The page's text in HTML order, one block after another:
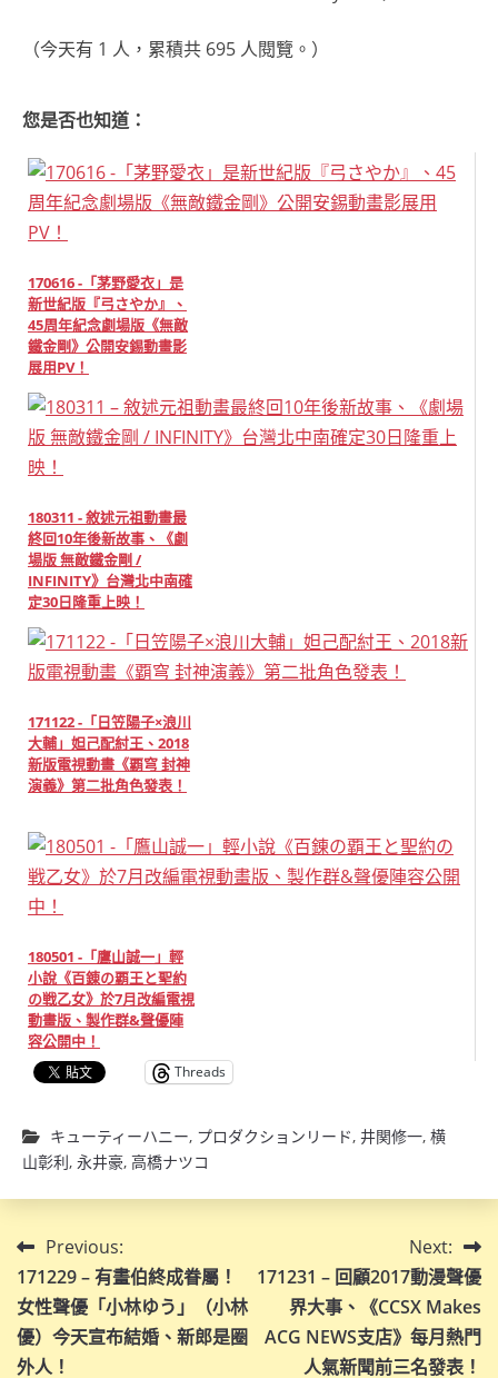
（今天有 1 人，累積共 695 人閱覽。）
您是否也知道：
170616 -「茅野愛衣」是
新世紀版『弓さやか』、
45周年紀念劇場版《無敵
鐵金剛》公開安錫動畫影
展用PV！
180311 - 敘述元祖動畫最
終回10年後新故事、《劇
場版 無敵鐵金剛 /
INFINITY》台灣北中南確
定30日隆重上映！
171122 -「日笠陽子×浪川
大輔」妲己配紂王、2018
新版電視動畫《覇穹 封神
演義》第二批角色發表！
180501 -「鷹山誠一」輕
小說《百錬の覇王と聖約
の戦乙女》於7月改編電視
動畫版、製作群&聲優陣
容公開中！
Threads
キューティーハニー, プロダクションリード, 井関修一, 横
山彰利, 永井豪, 高橋ナツコ
文
章
導
Previous:
171229 – 有畫伯終成眷屬！
女性聲優「小林ゆう」（小林
優）今天宣布結婚、新郎是圈
外人！
Next:
171231 – 回顧2017動漫聲優
界大事、《CCSX Makes
ACG NEWS支店》每月熱門
人氣新聞前三名發表！